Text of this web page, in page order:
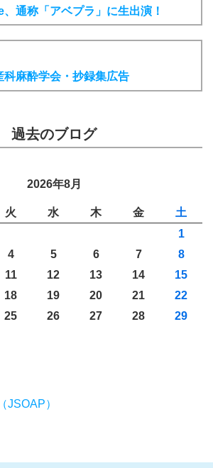
通称「アベプラ」に生出演！
科麻酔学会・抄録集広告
過去のブログ
2026年8月
火 水 木 金 土
1
4 5 6 7
8
11 12 13 14
15
18 19 20 21
22
25 26 27 28
29
JSOAP）